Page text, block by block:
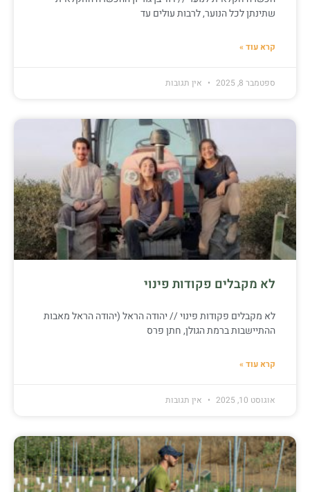
שתינתן לכל הנוער, לרבות עולים עד
קרא עוד »
ספטמבר 8, 2025 אין תגובות
לא מקבלים פקודות פינוי
לא מקבלים פקודות פינוי // יהודה הראל (יהודה הראל מאבות
ההתיישבות ברמת הגולן, חתן פרס
קרא עוד »
אוגוסט 10, 2025 אין תגובות